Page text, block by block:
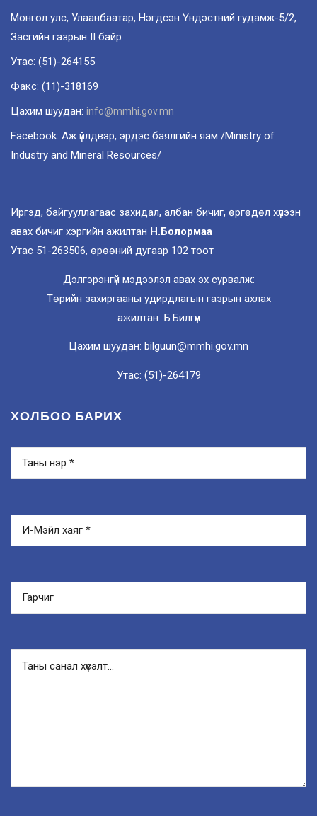
Монгол улс, Улаанбаатар, Нэгдсэн Үндэстний гудамж-5/2,
Засгийн газрын II байр
Утас: (51)-264155
Факс: (11)-318169
Цахим шуудан: info@mmhi.gov.mn
Facebook: Аж үйлдвэр, эрдэс баялгийн яам /Ministry of
Industry and Mineral Resources/
Иргэд, байгууллагаас захидал, албан бичиг, өргөдөл хүлээн
авах бичиг хэргийн ажилтан Н.Болормаа
Утас 51-263506, өрөөний дугаар 102 тоот
Дэлгэрэнгүй мэдээлэл авах эх сурвалж:
Төрийн захиргааны удирдлагын газрын ахлах
ажилтан Б.Билгүүн
Цахим шуудан: bilguun@mmhi.gov.mn
Утас: (51)-264179
ХОЛБОО БАРИХ